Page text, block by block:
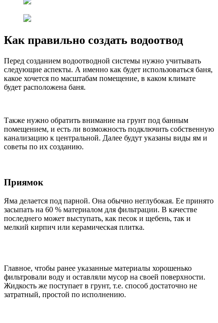
Как правильно создать водоотвод
Перед созданием водоотводной системы нужно учитывать
следующие аспекты. А именно как будет использоваться баня,
какое хочется по масштабам помещение, в каком климате
будет расположена баня.
Также нужно обратить внимание на грунт под банным
помещением, и есть ли возможность подключить собственную
канализацию к центральной. Далее будут указаны виды ям и
советы по их созданию.
Приямок
Яма делается под парной. Она обычно неглубокая. Ее принято
засыпать на 60 % материалом для фильтрации. В качестве
последнего может выступать, как песок и щебень, так и
мелкий кирпич или керамическая плитка.
Главное, чтобы ранее указанные материалы хорошенько
фильтровали воду и оставляли мусор на своей поверхности.
Жидкость же поступает в грунт, т.е. способ достаточно не
затратный, простой по исполнению.